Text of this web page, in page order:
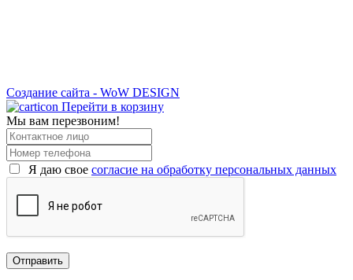
Создание сайта - WoW DESIGN
Перейти в корзину
Мы вам перезвоним!
Я даю свое согласие на обработку персональных данных